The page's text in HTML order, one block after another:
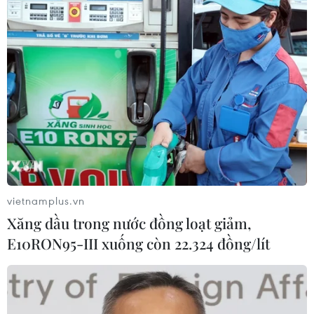
Giá vàng trong nước tiếp tục tăng,
SJC lên ngưỡng 143,3 triệu đồng mỗi
lượng
06/08/2026 02:12
Triều Tiên mở đường bay Bình
Nhưỡng-Wonsan Kalma thúc đẩy du
lịch
06/08/2026 02:05
Giá vàng ngày 6/8: Bảng giá tại các
công ty vàng bạc đá quý
06/08/2026 01:54
vietnamplus.vn
Xăng dầu trong nước đồng loạt giảm,
E10RON95-III xuống còn 22.324 đồng/lít